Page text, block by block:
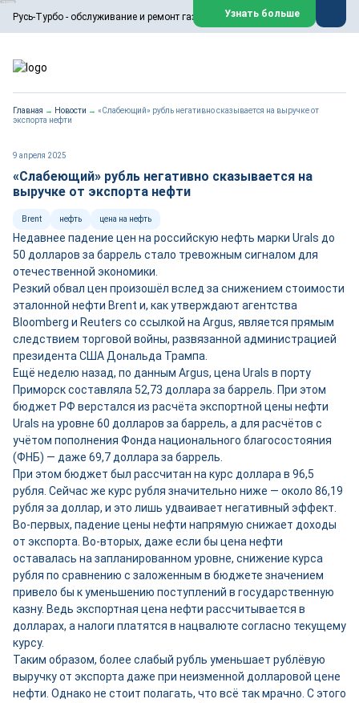
Русь-Турбо - обслуживание и ремонт газовых паровых турбин
ООО «Русь-Турбо» занимается сервисом газовых и паровых
турбин, комплексным ремонтом, восстановлением,
техническим обслуживанием оборудования ТЭС,
работают на нефтегазовых, нефтехимических,
металлургических и других предприятиях.
Реклама. ООО «Русь-Турбо», ИНН 7802588950
erid: F7NfYUJCUneVdwPs4znf
Узнать больше
Главная → Новости → «Слабеющий» рубль негативно сказывается на выручке от
экспорта нефти
9 апреля 2025
«Слабеющий» рубль негативно сказывается на
выручке от экспорта нефти
Brent нефть цена на нефть
Недавнее падение цен на российскую нефть марки Urals до
50 долларов за баррель стало тревожным сигналом для
отечественной экономики.
Резкий обвал цен произошёл вслед за снижением стоимости
эталонной нефти Brent и, как утверждают агентства
Bloomberg и Reuters со ссылкой на Argus, является прямым
следствием торговой войны, развязанной администрацией
президента США Дональда Трампа.
Ещё неделю назад, по данным Argus, цена Urals в порту
Приморск составляла 52,73 доллара за баррель. При этом
бюджет РФ верстался из расчёта экспортной цены нефти
Urals на уровне 60 долларов за баррель, а для расчётов с
учётом пополнения Фонда национального благосостояния
(ФНБ) — даже 69,7 доллара за баррель.
При этом бюджет был рассчитан на курс доллара в 96,5
рубля. Сейчас же курс рубля значительно ниже — около 86,19
рубля за доллар, и это лишь удваивает негативный эффект.
Во-первых, падение цены нефти напрямую снижает доходы
от экспорта. Во-вторых, даже если бы цена нефти
оставалась на запланированном уровне, снижение курса
рубля по сравнению с заложенным в бюджете значением
привело бы к уменьшению поступлений в государственную
казну. Ведь экспортная цена нефти рассчитывается в
долларах, а налоги платятся в нацвалюте согласно текущему
курсу.
Таким образом, более слабый рубль уменьшает рублёвую
выручку от экспорта даже при неизменной долларовой цене
нефти. Однако не стоит полагать, что всё так мрачно. С этого